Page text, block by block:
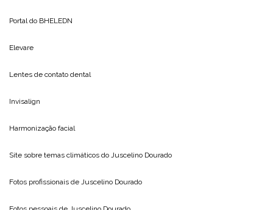
Portal do BHELEDN
Elevare
Lentes de contato dental
Invisalign
Harmonização facial
Site sobre temas climáticos do Juscelino Dourado
Fotos profissionais de Juscelino Dourado